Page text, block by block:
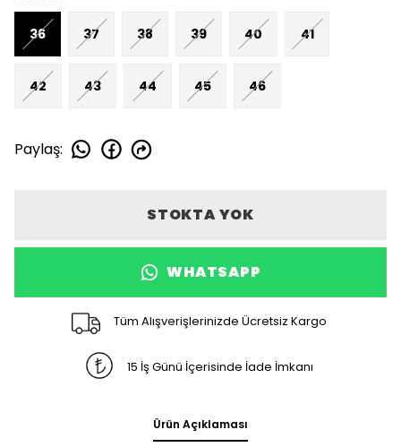
36 37 38 39 40 41
42 43 44 45 46
Paylaş:
STOKTA YOK
WHATSAPP
Tüm Alışverişlerinizde Ücretsiz Kargo
15 İş Günü İçerisinde İade İmkanı
Ürün Açıklaması